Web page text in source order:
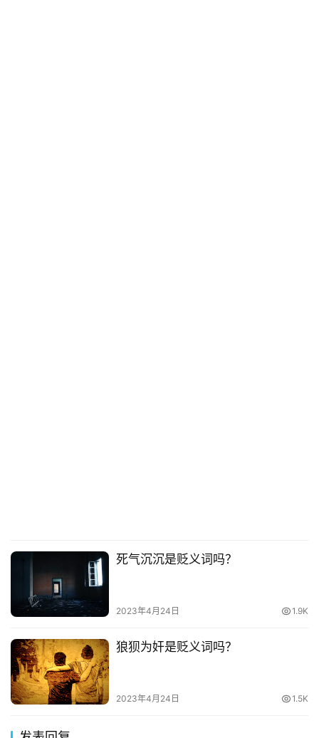
死气沉沉是贬义词吗？
2023年4月24日 1.9K
狼狈为奸是贬义词吗？
2023年4月24日 1.5K